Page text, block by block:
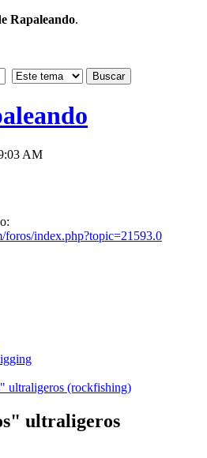
Rapaleando.
AM
foros/index.php?topic=21593.0
ultraligeros (rockfishing)
ultraligeros